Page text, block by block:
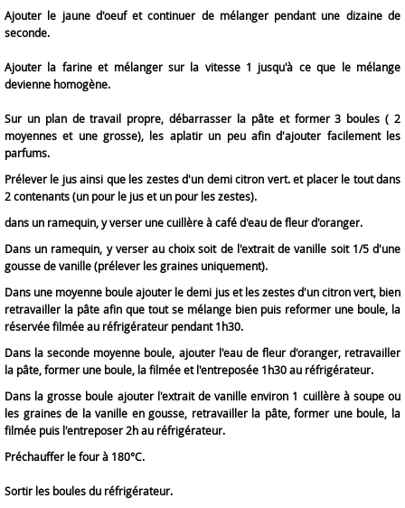
Ajouter le jaune d'oeuf et continuer de mélanger pendant une dizaine de
seconde.
Ajouter la farine et mélanger sur la vitesse 1 jusqu'à ce que le mélange
devienne homogène.
Sur un plan de travail propre, débarrasser la pâte et former 3 boules ( 2
moyennes et une grosse), les aplatir un peu afin d'ajouter facilement les
parfums.
Prélever le jus ainsi que les zestes d'un demi citron vert. et placer le tout dans
2 contenants (un pour le jus et un pour les zestes).
dans un ramequin, y verser une cuillère à café d'eau de fleur d'oranger.
Dans un ramequin, y verser au choix soit de l'extrait de vanille soit 1/5 d'une
gousse de vanille (prélever les graines uniquement).
Dans une moyenne boule ajouter le demi jus et les zestes d'un citron vert, bien
retravailler la pâte afin que tout se mélange bien puis reformer une boule, la
réservée filmée au réfrigérateur pendant 1h30.
Dans la seconde moyenne boule, ajouter l'eau de fleur d'oranger, retravailler
la pâte, former une boule, la filmée et l'entreposée 1h30 au réfrigérateur.
Dans la grosse boule ajouter l'extrait de vanille environ 1 cuillère à soupe ou
les graines de la vanille en gousse, retravailler la pâte,former une boule, la
filmée puis l'entreposer 2h au réfrigérateur.
Préchauffer le four à 180°C.
Sortir les boules du réfrigérateur.